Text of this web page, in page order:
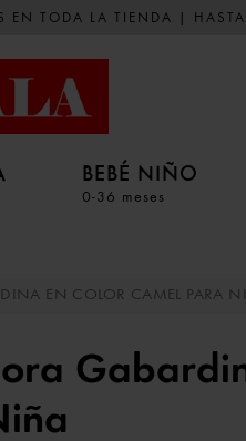
EN TODA LA TIENDA |
BEBÉ NIÑO
0-36 meses
EN COLOR CAMEL PARA